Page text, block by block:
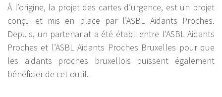
À l’origine, la projet des cartes d’urgence, est un projet
conçu et mis en place par l’ASBL Aidants Proches.
Depuis, un partenariat a été établi entre l’ASBL Aidants
Proches et l’ASBL Aidants Proches Bruxelles pour que
les aidants proches bruxellois puissent également
bénéficier de cet outil.